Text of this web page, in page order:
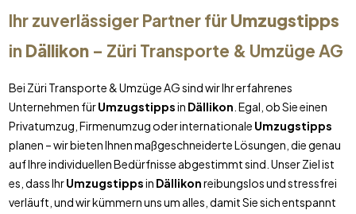
Ihr zuverlässiger Partner fürUmzugstipps
in Dällikon– Züri Transporte & Umzüge AG
Bei Züri Transporte & Umzüge AG sind wir Ihr erfahrenes
Unternehmen fürUmzugstippsin Dällikon . Egal, ob Sie einen
Privatumzug, Firmenumzug oder internationale Umzugstipps
planen – wir bieten Ihnen maßgeschneiderte Lösungen, die genau
auf Ihre individuellen Bedürfnisse abgestimmt sind. Unser Ziel ist
es, dass IhrUmzugstippsin Dällikonreibungslos und stressfrei
verläuft, und wir kümmern uns um alles, damit Sie sich entspannt